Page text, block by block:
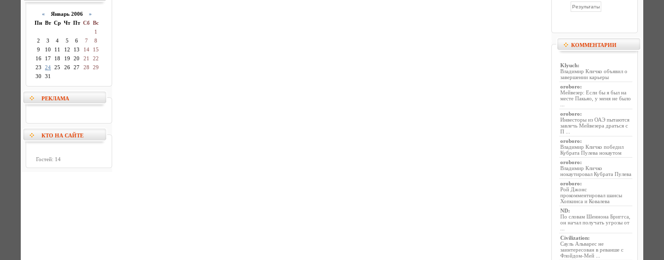
« Январь 2006 »
Пн Вт Ср Чт Пт Сб Вс
1
2
3 4 5 6 7
8
9
10 11 12 13 14
15
16
17 18 19 20 21
22
23
24 25 26 27 28
29
30
31
РЕКЛАМА
КТО НА САЙТЕ
Гостей: 14
КОММЕНТАРИИ
Klyuch:
Владимир Кличко объявил о
завершении карьеры
oroboro:
Мейвезер: Если бы я был на
месте Пакьяо, у меня не было
oroboro:
Инвесторы из ОАЭ пытаются
завлечь Мейвезера драться с
П ...
oroboro:
Владимир Кличко победил
Кубрата Пулева нокаутом
oroboro:
Владимир Кличко
нокаутировал Кубрата Пулева
oroboro:
Рой Джонс
прокомментировал шансы
Хопкинса и Ковалева
ND:
По словам Шеннона Бриггса,
он начал получать угрозы от
Civilization:
Сауль Альварес не
заинтересован в реванше с
Флойдом-Мей ...